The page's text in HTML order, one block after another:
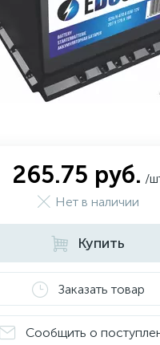
265.75 руб. /
Нет в наличии
Купить
Заказать товар
Сообщить о
шины
шины
шины
шины
внедорожные